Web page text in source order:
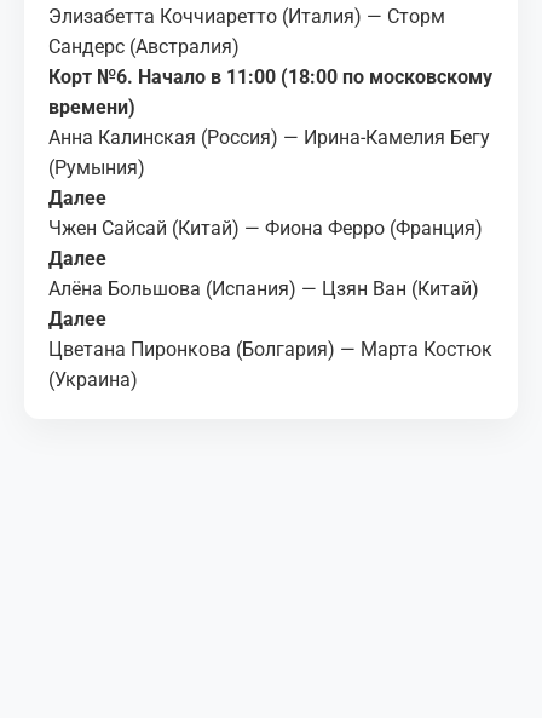
Элизабетта Коччиаретто (Италия) — Сторм
Сандерс (Австралия)
Корт №6. Начало в 11:00 (18:00 по московскому
времени)
Анна Калинская (Россия) — Ирина-Камелия Бегу
(Румыния)
Далее
Чжен Сайсай (Китай) — Фиона Ферро (Франция)
Далее
Алёна Большова (Испания) — Цзян Ван (Китай)
Далее
Цветана Пиронкова (Болгария) — Марта Костюк
(Украина)